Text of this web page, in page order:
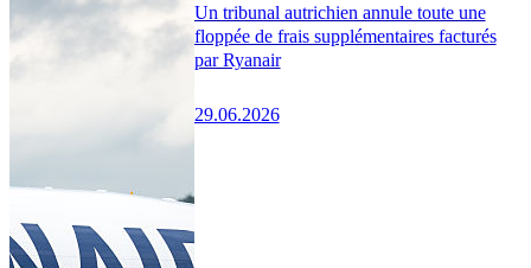
Un tribunal autrichien annule toute une
floppée de frais supplémentaires facturés
par Ryanair
29.06.2026